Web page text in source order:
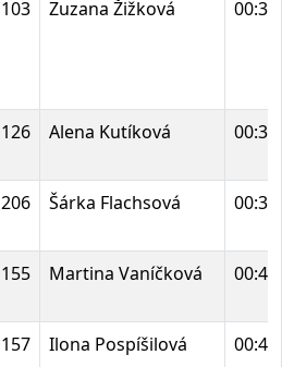
103 Zuzana Žižková
126 Alena Kutíková
206 Šárka Flachsová
155 Martina Vaníčková
157 Ilona Pospíšilová